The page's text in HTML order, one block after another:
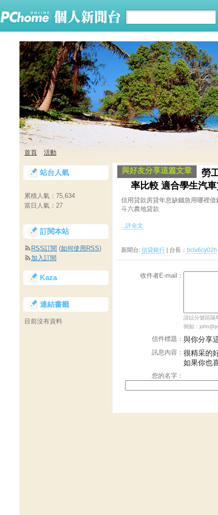
首頁 活動
與好友分享這篇文章
勞
率比較 適合學生汽
信用貸款房貸年息缺錢急用哪裡
斗六農地貸款
...詳全文
新聞台: 信貸銀行 | 台長： bclv6cy02h
收件者E-mail：
請以分號區隔
例如：
信件標題： 與你分享
訊息內容： 很精采的
如果你也
您的名字：
站台人氣
累積人氣： 75,634
當日人氣： 27
訂閱本站
RSS訂閱 (如何使用RSS)
加入訂閱
Kaza
連結書籤
目前沒有資料